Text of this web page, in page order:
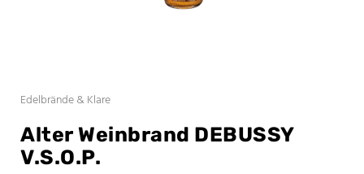
Edelbrände & Klare
Alter Weinbrand DEBUSSY
V.S.O.P.